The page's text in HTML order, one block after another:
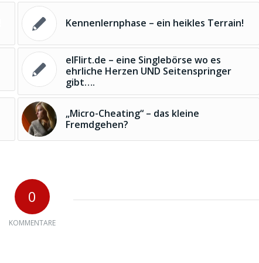
Kennenlernphase – ein heikles Terrain!
elFlirt.de – eine Singlebörse wo es
ehrliche Herzen UND Seitenspringer
gibt….
„Micro-Cheating“ – das kleine
Fremdgehen?
0
KOMMENTARE